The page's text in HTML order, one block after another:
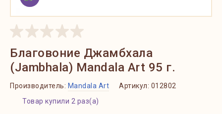
Благовоние Джамбхала
(Jambhala) Mandala Art 95 г.
Производитель: Mandala Art Артикул: 012802
Товар купили 2 раз(а)